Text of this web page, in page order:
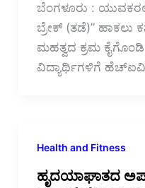
ಬೆಂಗಳೂರು :
ಬ್ರೇಕ್ (ತಡೆ)” ಹಾಕಲು
ಮಹತ್ವದ ಕ್ರಮ
ವಿದ್ಯಾರ್ಥಿಗಳಿಗೆ ಹೆಚ್‌ಐವಿ
Health and Fitness
ಹೃದಯಾಘಾತದ